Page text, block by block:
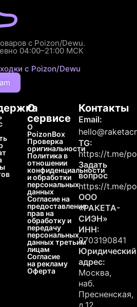
с Poizon/Dewu.
04:00–21:00 МСК
с Poizon/Dewu
О
сервисе
О
PoizonBox
Проверка
оригинальности
Политика в
отношении
конфиденциальности
и обработки
персональных
данных
Согласие на
предоставление
прав на
обработку и
передачу
персональных
данных третьим
лицам
Согласие
на рекламу
Оферта
Контакты
Email:
TG:
https://t.me/
Задать
вопрос
https://t.me/
ООО
«РАКЕТА-
СИЭН»
ИНН:
9703190841
Юридический
адрес:
Москва,
наб.
Пресненская,
д.12,